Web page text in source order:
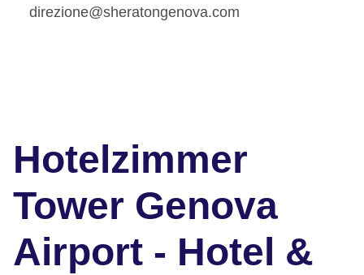
direzione@sheratongenova.com
Hotelzimmer
Tower Genova
Airport - Hotel &